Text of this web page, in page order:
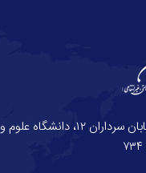
بابل، خیابان شیخ طبرسی، خیابان سرداران ۱۲، دانشگاه علوم و